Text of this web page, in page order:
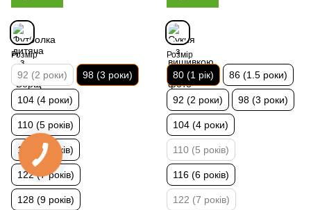
Розмір
92 (2 роки) 98 (3 роки)
104 (4 роки)
110 (5 років)
116 (6 років)
122 (7 років)
128 (9 років)
Розмір
80 (1 рік) 86 (1.5 роки)
92 (2 роки) 98 (3 роки)
104 (4 роки)
110 (5 років)
116 (6 років)
122 (7 років)